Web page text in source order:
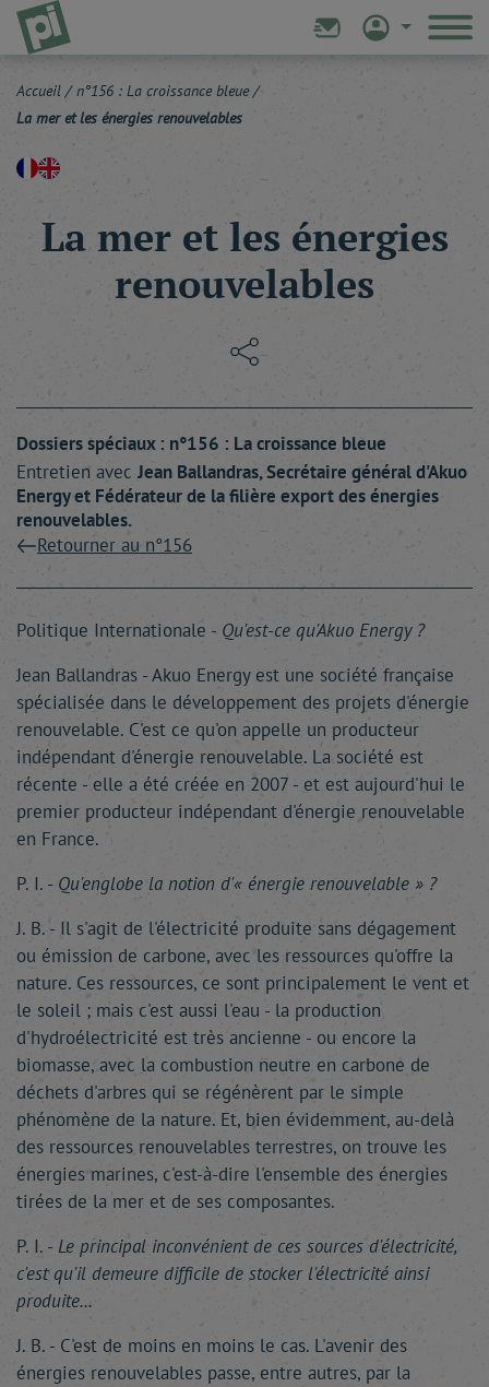
Accueil / n°156 : La croissance bleue/
La mer et les énergies renouvelables
La mer et les énergies
renouvelables
Dossiers spéciaux : n°156 : La croissance bleue
Entretien avec Jean Ballandras, Secrétaire général d'Akuo
Energy et Fédérateur de la filière export des énergies
renouvelables.
Retourner au n°156
Politique Internationale - Qu'est-ce qu'Akuo Energy ?
Jean Ballandras - Akuo Energy est une société française
spécialisée dans le développement des projets d'énergie
renouvelable. C'est ce qu'on appelle un producteur
indépendant d'énergie renouvelable. La société est
récente - elle a été créée en 2007 - et est aujourd'hui le
premier producteur indépendant d'énergie renouvelable
en France.
P. I. - Qu'englobe la notion d'« énergie renouvelable » ?
J. B. - Il s'agit de l'électricité produite sans dégagement
ou émission de carbone, avec les ressources qu'offre la
nature. Ces ressources, ce sont principalement le vent et
le soleil ; mais c'est aussi l'eau - la production
d'hydroélectricité est très ancienne - ou encore la
biomasse, avec la combustion neutre en carbone de
déchets d'arbres qui se régénèrent par le simple
phénomène de la nature. Et, bien évidemment, au-delà
des ressources renouvelables terrestres, on trouve les
énergies marines, c'est-à-dire l'ensemble des énergies
tirées de la mer et de ses composantes.
P. I. - Le principal inconvénient de ces sources d'électricité,
c'est qu'il demeure difficile de stocker l'électricité ainsi
produite...
J. B. - C'est de moins en moins le cas. L'avenir des
énergies renouvelables passe, entre autres, par la